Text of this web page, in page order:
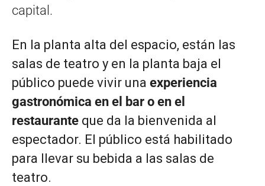
capital.
En la planta alta del espacio, están las
salas de teatro y en la planta baja el
público puede vivir una experiencia
gastronómica en el bar o en el
restaurante que da la bienvenida al
espectador. El público está habilitado
para llevar su bebida a las salas de
teatro.